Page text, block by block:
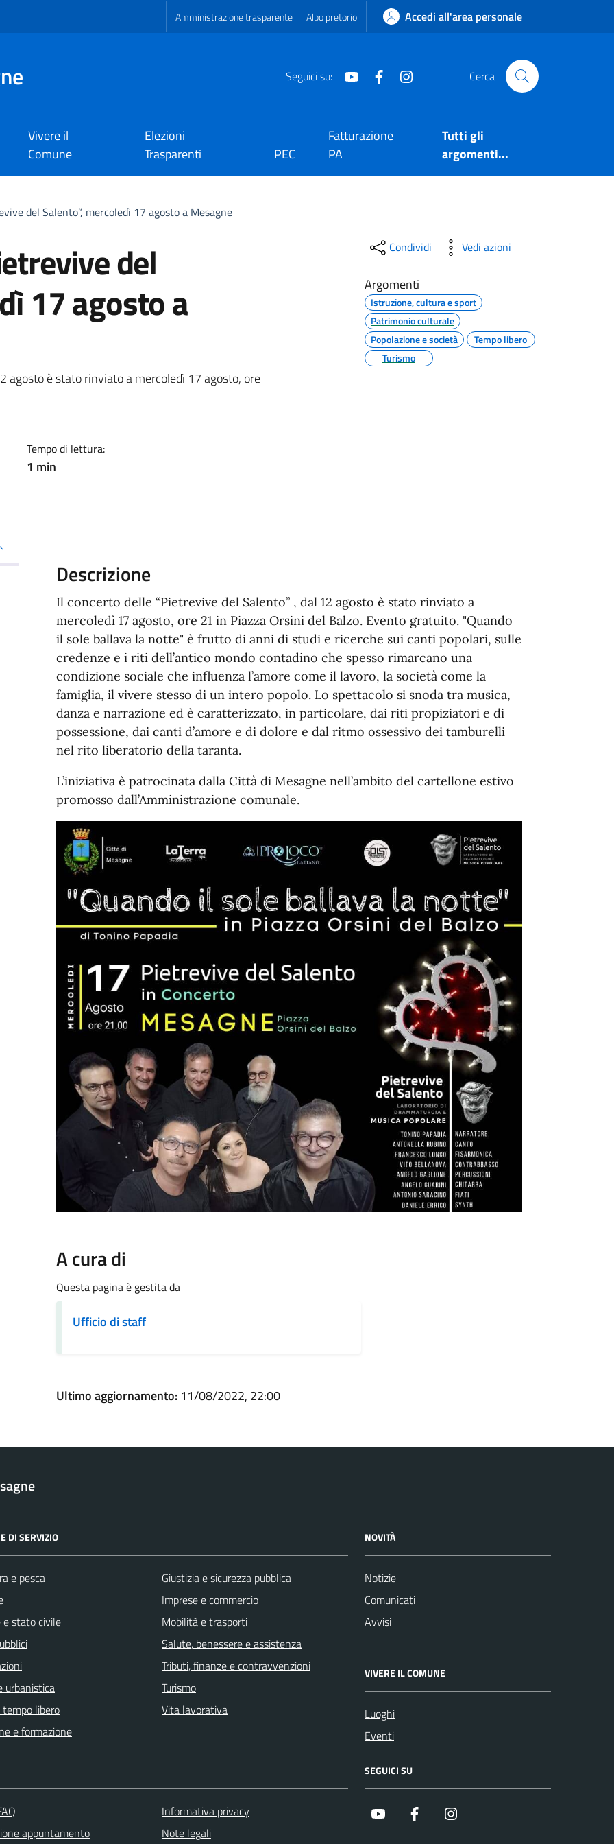
Amministrazione trasparente Albo pretorio Accedi all'area personale
Seguici su: Youtube Facebook Cerca
Vivere il
Comune
Elezioni
Trasparenti
PEC
Fatturazione
PA
Tutti gli
argomenti...
del Salento”, mercoledì 17 agosto a Mesagne
del
17 agosto a
agosto è stato rinviato a mercoledì 17 agosto, ore
Tempo di lettura:
1 min
Condividi Vedi azioni
Argomenti
Istruzione, cultura e sport
Patrimonio culturale
Popolazione e società
Tempo libero
Turismo
Descrizione
Il concerto delle “Pietrevive del Salento” , dal 12 agosto è stato rinviato a
mercoledì 17 agosto, ore 21 in Piazza Orsini del Balzo. Evento gratuito. "Quando
il sole ballava la notte" è frutto di anni di studi e ricerche sui canti popolari, sulle
credenze e i riti dell’antico mondo contadino che spesso rimarcano una
condizione sociale che influenza l’amore come il lavoro, la società come la
famiglia, il vivere stesso di un intero popolo. Lo spettacolo si snoda tra musica,
danza e narrazione ed è caratterizzato, in particolare, dai riti propiziatori e di
possessione, dai canti d’amore e di dolore e dal ritmo ossessivo dei tamburelli
nel rito liberatorio della taranta.
L’iniziativa è patrocinata dalla Città di Mesagne nell’ambito del cartellone estivo
promosso dall’Amministrazione comunale.
A cura di
Questa pagina è gestita da
Ufficio di staff
Ultimo aggiornamento: 11/08/2022, 22:00
DI SERVIZIO
e pesca
e stato civile
urbanistica
libero
e formazione
Giustizia e sicurezza pubblica
Imprese e commercio
Mobilità e trasporti
Salute, benessere e assistenza
Tributi, finanze e contravvenzioni
Turismo
Vita lavorativa
NOVITÀ
Notizie
Comunicati
Avvisi
VIVERE IL COMUNE
Luoghi
Eventi
appuntamento
Informativa privacy
Note legali
SEGUICI SU
Youtube Facebook